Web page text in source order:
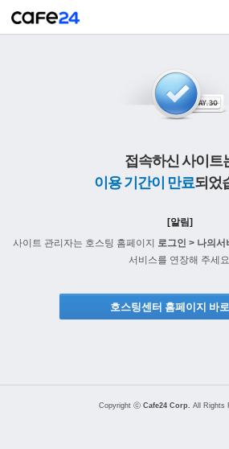
접속하신 사이트
이용 기간이 만료되었
[알림]
사이트 관리자는 호스팅 홈페이지 로그인 > 나의
서비스를 연장해 주세
호스팅센터 홈페이지 바로
Copyright ⓒ Cafe24 Corp. All Rights